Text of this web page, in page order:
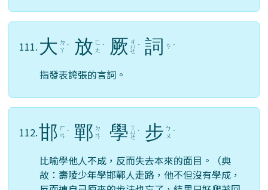
111. 大 ㄉ
ㄚ ˋ 放 ㄈ
ㄤ ˋ 厥 ㄐ
ㄩ
ㄝ
ˊ 詞 ㄘ ˊ
指發表誇張的言詞。
112.邯 ㄏ
ㄢ ˊ 鄲 ㄉ
ㄢ
學 ㄒ
ㄩ
ㄝ
ˊ 步 ㄅ
ㄨ ˋ
比喻學他人不成，反而失去本來的面目。（典
故：壽陵少年學邯鄲人走路，他不但沒有學成，